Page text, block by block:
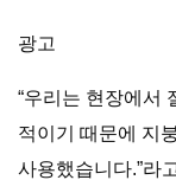
광고
“우리는 현장에서
적이기 때문에 지
사용했습니다.”라